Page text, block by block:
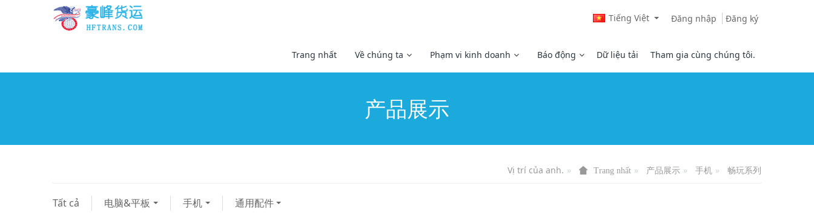
Đăng nhập Đăng ký
Tiếng Việt
Trang nhất Về chúng ta Phạm vi kinh doanh Báo động Dữ liệu tải Tham gia cùng chúng tôi.
产品展示
Vị trí của anh. Trang nhất 产品展示 手机 畅玩系列
Tất cả 电脑&平板 手机 通用配件